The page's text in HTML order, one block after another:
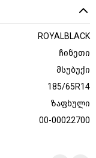
ROYALBLACK
ჩინეთი
მსუბუქი
185/65R14
ზაფხული
00-00022700